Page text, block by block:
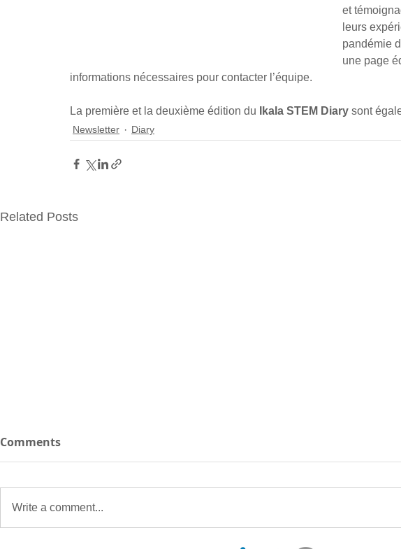
et
leurs
pandémie
une page
informations nécessaires pour contacter l’équipe.
La première et la deuxième édition du Ikala STEM Diary sont
Newsletter Diary
Related Posts
Comments
Write a comment...